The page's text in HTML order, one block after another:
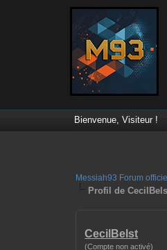
Bienvenue, Visiteur !
Messiah93 Forum officiel
Profil de
CecilBelst
(Compte non activé)